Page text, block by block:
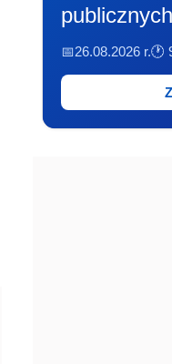
📅26.08.2026 r.🕐